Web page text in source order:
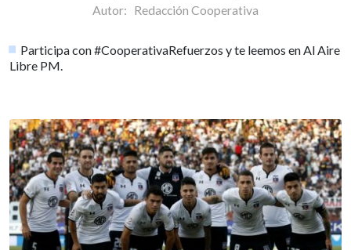
Autor: Redacción Cooperativa
Participa con #CooperativaRefuerzos y te leemos en Al Aire
Libre PM.